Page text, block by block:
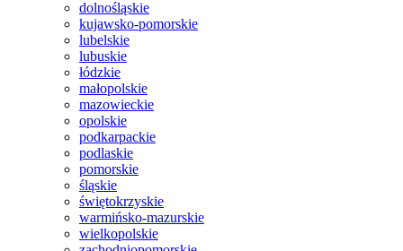
dolnośląskie
kujawsko-pomorskie
lubelskie
lubuskie
łódzkie
małopolskie
mazowieckie
opolskie
podkarpackie
podlaskie
pomorskie
śląskie
świętokrzyskie
warmińsko-mazurskie
wielkopolskie